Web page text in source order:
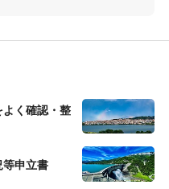
く確認・整
申立書